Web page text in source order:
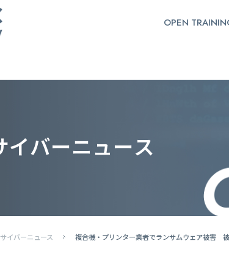
OPEN
イバーニュース
サイバーニュース 複合機・プリンター業者でランサムウェア被害